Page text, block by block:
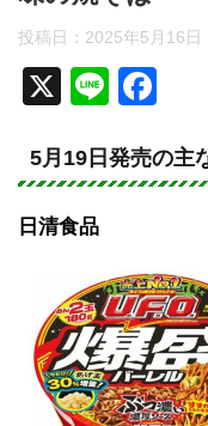
投稿日： 2025年5月16日
X
Li
e
c
e
o
o
k
5月19日発売の主
日清食品